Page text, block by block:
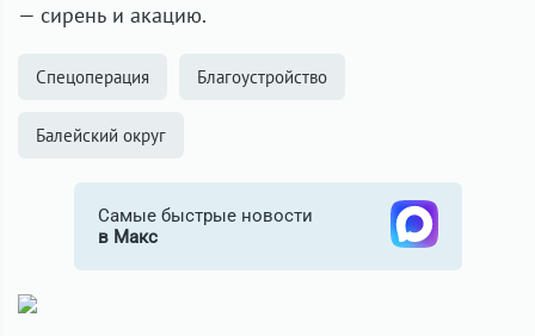
— сирень и акацию.
Спецоперация Благоустройство
Балейский округ
Самые быстрые новости
в Макс